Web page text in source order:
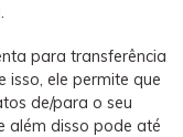
para transferência
ele permite que
de/para o seu
além disso pode até